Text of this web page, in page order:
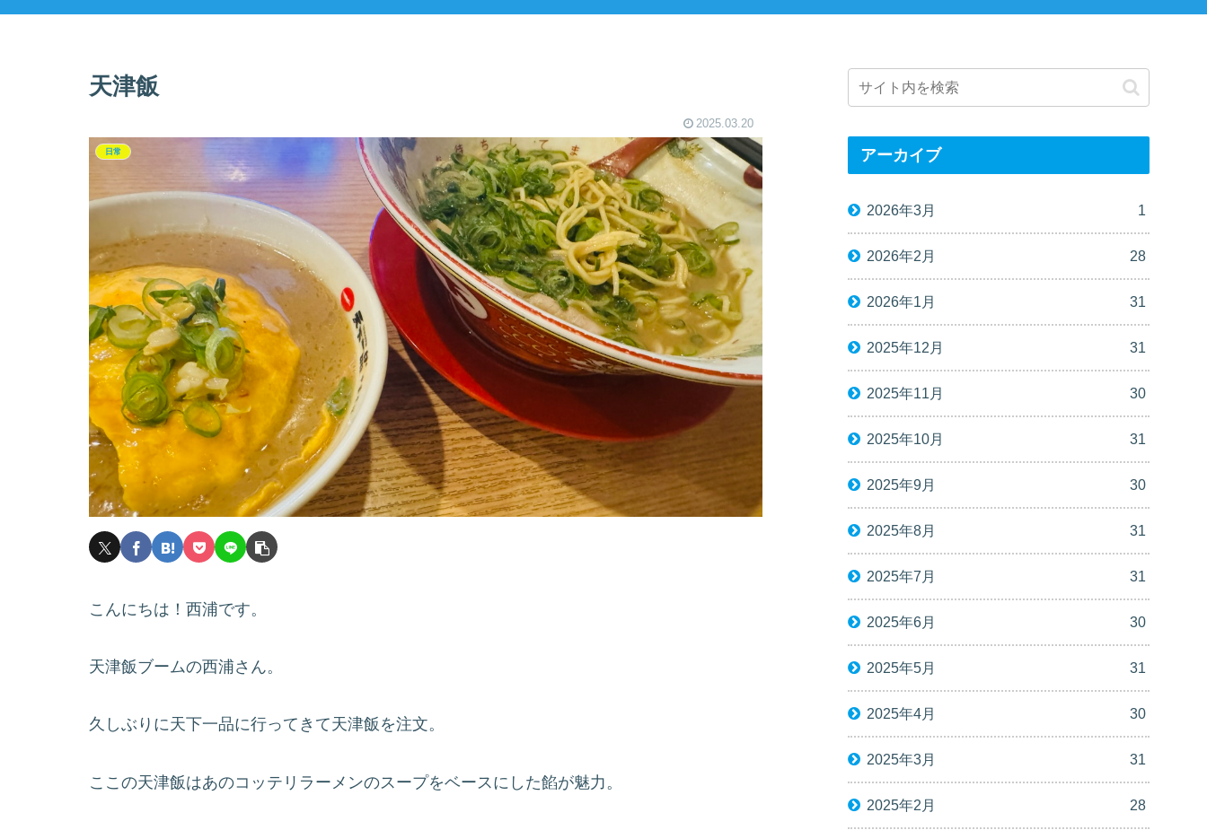
天津飯
2025.03.20
日常
こんにちは！西浦です。
天津飯ブームの西浦さん。
久しぶりに天下一品に行ってきて天津飯を注文。
ここの天津飯はあのコッテリラーメンのスープをベースにした餡が魅力。
アーカイブ
2026年3月 1
2026年2月 28
2026年1月 31
2025年12月 31
2025年11月 30
2025年10月 31
2025年9月 30
2025年8月 31
2025年7月 31
2025年6月 30
2025年5月 31
2025年4月 30
2025年3月 31
2025年2月 28